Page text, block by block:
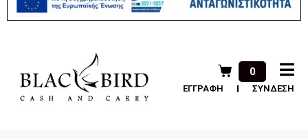
0
ΕΓΓΡΑΦΗ ΣΥΝΔΕΣΗ